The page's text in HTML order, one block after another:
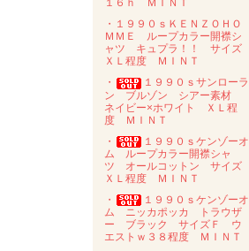
１６ｈ ＭＩＮＴ
・１９９０ｓＫＥＮＺＯＨＯ
ＭＭＥ ループカラー開襟シ
ャツ キュプラ！！ サイズ
ＸＬ程度 ＭＩＮＴ
・
１９９０ｓサンローラ
ン ブルゾン シアー素材
ネイビー×ホワイト ＸＬ程
度 ＭＩＮＴ
・
１９９０ｓケンゾーオ
ム ループカラー開襟シャ
ツ オールコットン サイズ
ＸＬ程度 ＭＩＮＴ
・
１９９０ｓケンゾーオ
ム ニッカポッカ トラウザ
ー ブラック サイズＦ ウ
エストｗ３８程度 ＭＩＮＴ